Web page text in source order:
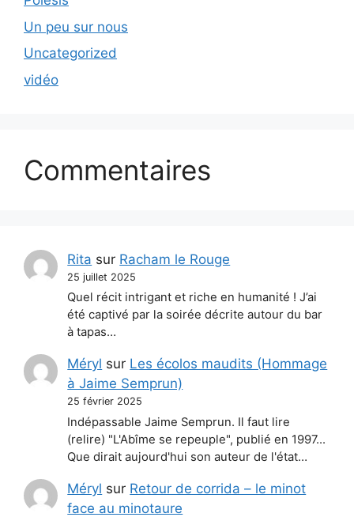
Un peu sur nous
Uncategorized
vidéo
Commentaires
Rita sur Racham le Rouge
25 juillet 2025
Quel récit intrigant et riche en humanité ! J’ai
été captivé par la soirée décrite autour du bar
à tapas…
Méryl sur Les écolos maudits (Hommage
à Jaime Semprun)
25 février 2025
Indépassable Jaime Semprun. Il faut lire
(relire) "L'Abîme se repeuple", publié en 1997...
Que dirait aujourd'hui son auteur de l'état…
Méryl sur Retour de corrida – le minot
face au minotaure